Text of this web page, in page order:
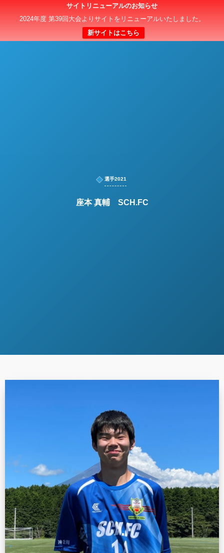
サイトリニューアルのお知らせ
2024年度 第39回大会よりサイトをリニューアルいたしました。
新サイトはこちら
日本クラブユースサッカー選手権（U-15）大会
選手2021
座本 真輔 SCH.FC